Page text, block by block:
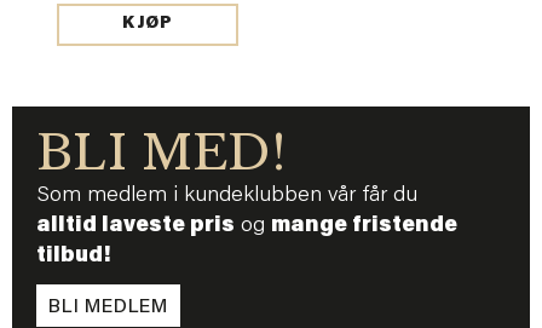
KJØP
BLI MED!
Som medlem i kundeklubben vår får du
alltid laveste pris og mange fristende
tilbud!
BLI MEDLEM